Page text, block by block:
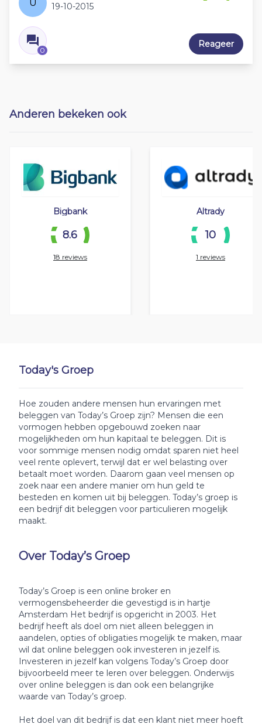
Today's Groep
Hoe zouden andere mensen hun ervaringen met
beleggen van Today’s Groep zijn? Mensen die een
vormogen hebben opgebouwd zoeken naar
mogelijkheden om hun kapitaal te beleggen. Dit is
voor sommige mensen nodig omdat sparen niet heel
veel rente oplevert, terwijl dat er wel belasting over
betaalt moet worden. Daarom gaan veel mensen op
zoek naar een andere manier om hun geld te
besteden en komen uit bij beleggen. Today’s groep is
een bedrijf dit beleggen voor particulieren mogelijk
maakt.
Over Today’s Groep
Today’s Groep is een online broker en
vermogensbeheerder die gevestigd is in hartje
Amsterdam Het bedrijf is opgericht in 2003. Het
bedrijf heeft als doel om niet alleen beleggen in
aandelen, opties of obligaties mogelijk te maken, maar
wil dat online beleggen ook investeren in jezelf is.
Investeren in jezelf kan volgens Today’s Groep door
bijvoorbeeld meer te leren over beleggen. Onderwijs
over online beleggen is dan ook een belangrijke
waarde van Today’s groep.
Het doel van dit bedrijf is dat een klant niet meer hoeft
U
19-10-2015
0
Reageer
Anderen bekeken ook
Bigbank
8.6
18 reviews
Altrady
10
1 reviews